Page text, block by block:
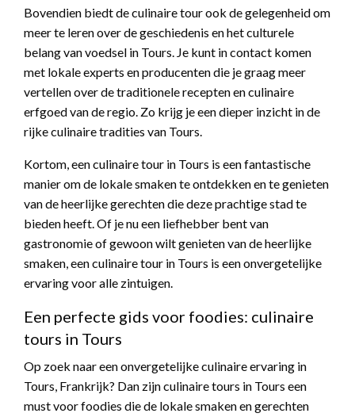
Bovendien biedt de culinaire tour ook de gelegenheid om
meer te leren over de geschiedenis en het culturele
belang van voedsel in Tours. Je kunt in contact komen
met lokale experts en producenten die je graag meer
vertellen over de traditionele recepten en culinaire
erfgoed van de regio. Zo krijg je een dieper inzicht in de
rijke culinaire tradities van Tours.
Kortom, een culinaire tour in Tours is een fantastische
manier om de lokale smaken te ontdekken en te genieten
van de heerlijke gerechten die deze prachtige stad te
bieden heeft. Of je nu een liefhebber bent van
gastronomie of gewoon wilt genieten van de heerlijke
smaken, een culinaire tour in Tours is een onvergetelijke
ervaring voor alle zintuigen.
Een perfecte gids voor foodies: culinaire
tours in Tours
Op zoek naar een onvergetelijke culinaire ervaring in
Tours, Frankrijk? Dan zijn culinaire tours in Tours een
must voor foodies die de lokale smaken en gerechten